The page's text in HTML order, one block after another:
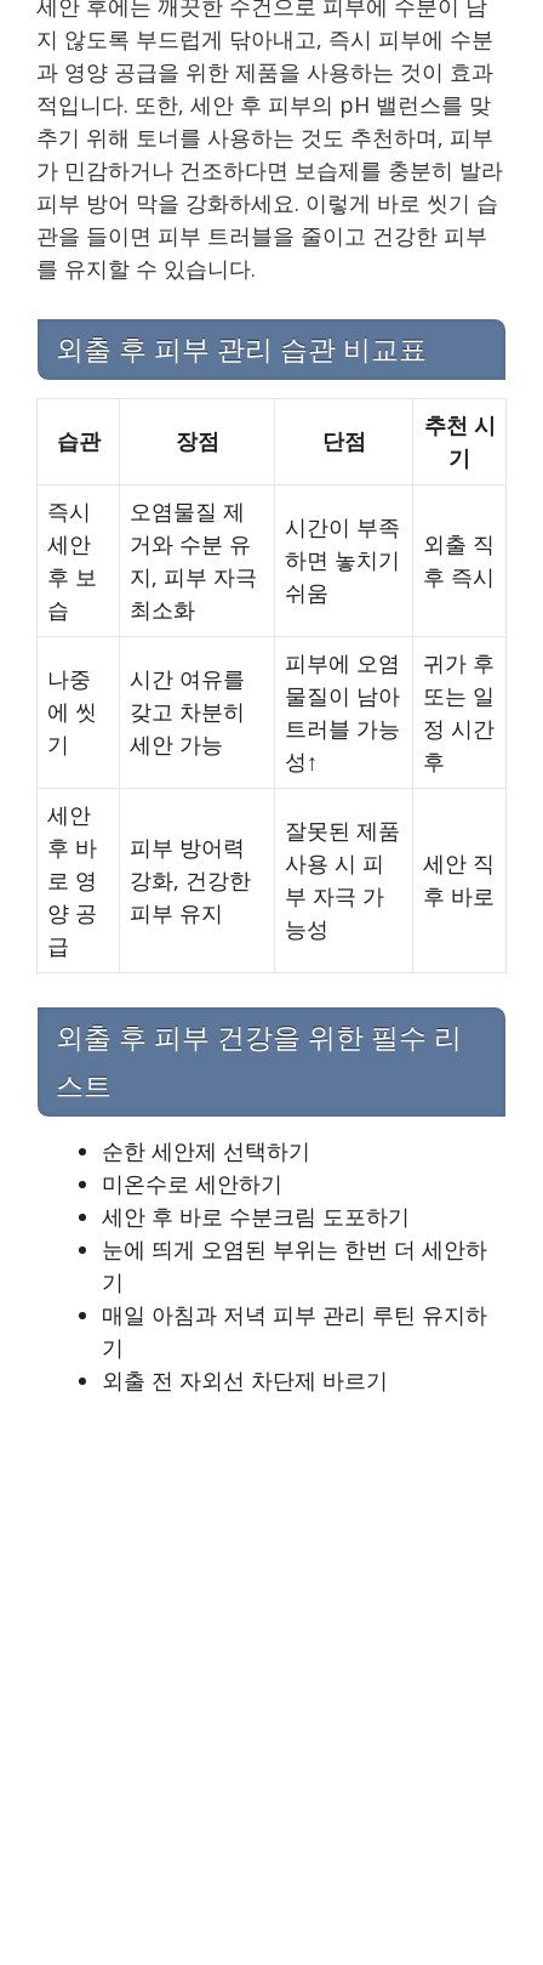
지 않도록 부드럽게 닦아내고, 즉시 피부에 수분
과 영양 공급을 위한 제품을 사용하는 것이 효과
적입니다. 또한, 세안 후 피부의 pH 밸런스를 맞
추기 위해 토너를 사용하는 것도 추천하며, 피부
가 민감하거나 건조하다면 보습제를 충분히 발라
피부 방어 막을 강화하세요. 이렇게 바로 씻기 습
관을 들이면 피부 트러블을 줄이고 건강한 피부
를 유지할 수 있습니다.
외출 후 피부 관리 습관 비교표
습관 장점 단점
추천 시
기
즉시
세안
후 보
습
오염물질 제
거와 수분 유
지, 피부 자극
최소화
시간이 부족
하면 놓치기
쉬움
외출 직
후 즉시
나중
에 씻
기
시간 여유를
갖고 차분히
세안 가능
피부에 오염
물질이 남아
트러블 가능
성↑
귀가 후
또는 일
정 시간
후
세안
후 바
로 영
양 공
급
피부 방어력
강화, 건강한
피부 유지
잘못된 제품
사용 시 피
부 자극 가
능성
세안 직
후 바로
외출 후 피부 건강을 위한 필수 리
스트
순한 세안제 선택하기
미온수로 세안하기
세안 후 바로 수분크림 도포하기
눈에 띄게 오염된 부위는 한번 더 세안하
기
매일 아침과 저녁 피부 관리 루틴 유지하
기
외출 전 자외선 차단제 바르기